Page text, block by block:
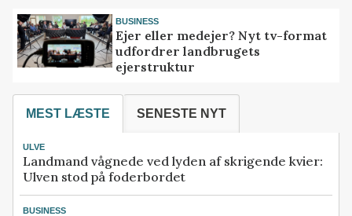
BUSINESS
Ejer eller medejer? Nyt tv-format
udfordrer landbrugets
ejerstruktur
MEST LÆSTE SENESTE NYT
ULVE
Landmand vågnede ved lyden af skrigende kvier:
Ulven stod på foderbordet
BUSINESS